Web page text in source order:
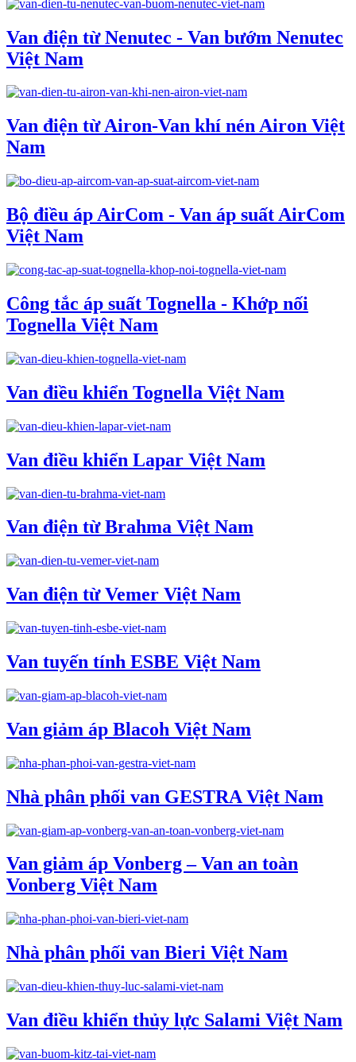
Van điện từ Nenutec - Van bướm Nenutec
Việt Nam
Van điện từ Airon-Van khí nén Airon Việt
Nam
Bộ điều áp AirCom - Van áp suất AirCom
Việt Nam
Công tắc áp suất Tognella - Khớp nối
Tognella Việt Nam
Van điều khiển Tognella Việt Nam
Van điều khiển Lapar Việt Nam
Van điện từ Brahma Việt Nam
Van điện từ Vemer Việt Nam
Van tuyến tính ESBE Việt Nam
Van giảm áp Blacoh Việt Nam
Nhà phân phối van GESTRA Việt Nam
Van giảm áp Vonberg – Van an toàn
Vonberg Việt Nam
Nhà phân phối van Bieri Việt Nam
Van điều khiển thủy lực Salami Việt Nam